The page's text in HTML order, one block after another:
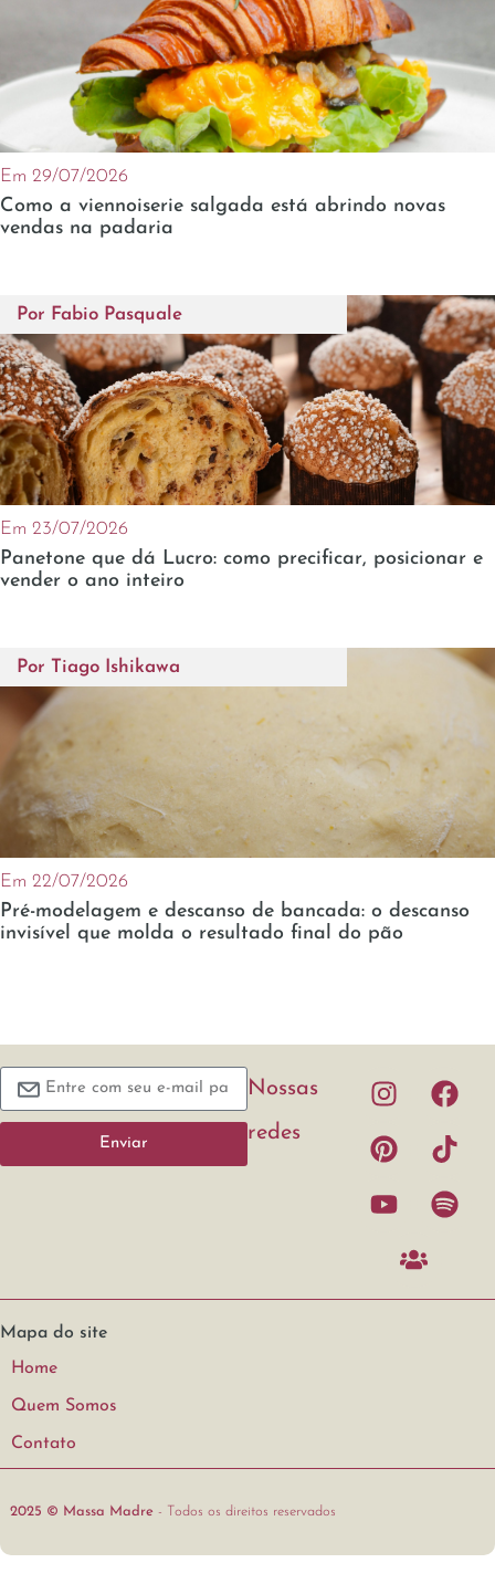
Em 29/07/2026
Como a viennoiserie salgada está abrindo novas
vendas na padaria
Por Fabio Pasquale
Em 23/07/2026
Panetone que dá Lucro: como precificar, posicionar e
vender o ano inteiro
Por Tiago Ishikawa
Em 22/07/2026
Pré-modelagem e descanso de bancada: o descanso
invisível que molda o resultado final do pão
Enviar
Nossas
redes
Mapa do site
Home
Quem Somos
Contato
2025 © Massa Madre - Todos os direitos reservados